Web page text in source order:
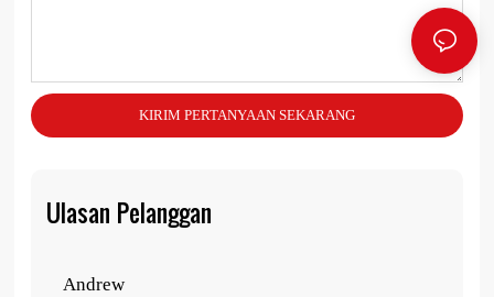
KIRIM PERTANYAAN SEKARANG
Ulasan Pelanggan
Andrew